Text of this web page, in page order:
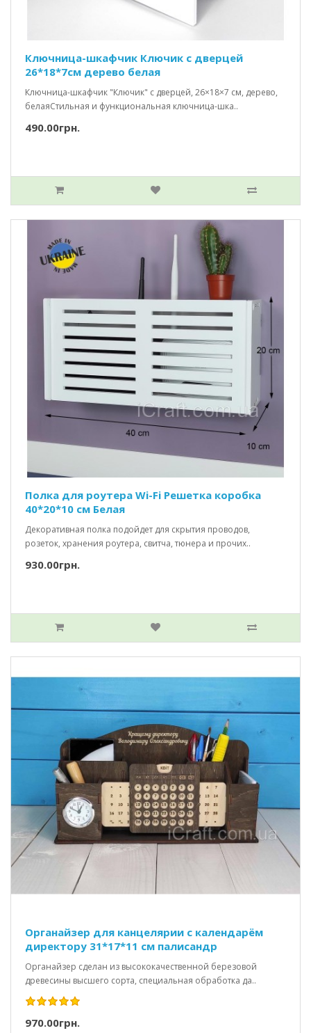
Ключница-шкафчик Ключик c дверцей
26*18*7см дерево белая
Ключница-шкафчик "Ключик" с дверцей, 26×18×7 см, дерево,
белаяСтильная и функциональная ключница-шка..
490.00грн.
Полка для роутера Wi-Fi Решетка коробка
40*20*10 см Белая
Декоративная полка подойдет для скрытия проводов,
розеток, хранения роутера, свитча, тюнера и прочих..
930.00грн.
Органайзер для канцелярии с календарём
директору 31*17*11 см палисандр
Органайзер сделан из высококачественной березовой
древесины высшего сорта, специальная обработка да..
970.00грн.